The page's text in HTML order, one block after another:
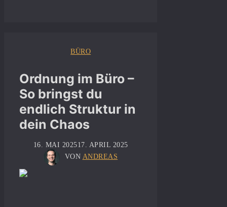
BÜRO
Ordnung im Büro –
So bringst du
endlich Struktur in
dein Chaos
16. MAI 202517. APRIL 2025
VON ANDREAS